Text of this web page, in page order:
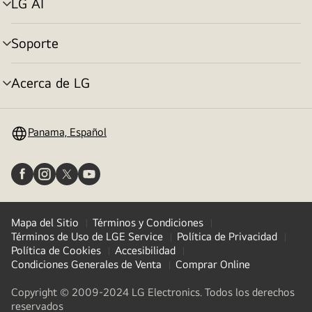
Alternar
menú
Soporte
Alternar
menú
Acerca de LG
Alternar
Panama, Español
Mapa del Sitio
Términos y Condiciones
Términos de Uso de LGE Service
Política de Privacidad
Política de Cookies
Accesibilidad
Condiciones Generales de Venta
Comprar Online
Copyright © 2009-2024 LG Electronics. Todos los derechos
reservados